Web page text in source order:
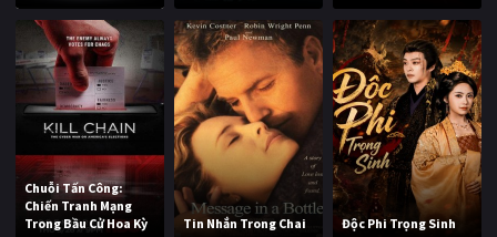
Chuỗi Tấn Công:
Chiến Tranh Mạng
Trong Bầu Cử Hoa Kỳ
Tin Nhắn Trong Chai Độc Phi Trọng Sinh